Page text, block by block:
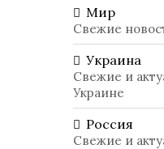
Мир
Свежие
Украина
Свежие и
Украине
Россия
Свежие и